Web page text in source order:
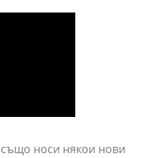
също носи някои нови